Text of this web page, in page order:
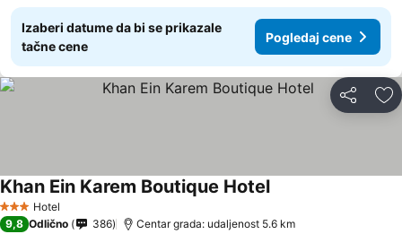
Izaberi datume da bi se prikazale
tačne cene
Pogledaj cene
Deli
3 Zvezdice
Hotel
Khan Ein Karem Boutique Hotel
9,8 Odlično 386 Centar grada: udaljenost 5.6 km